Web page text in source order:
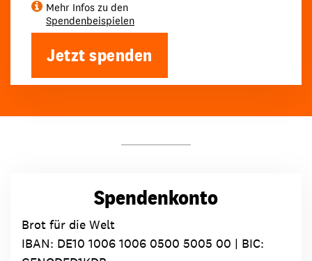
Mehr Infos zu den
Spendenbeispielen
Jetzt spenden
Spendenkonto
Brot für die Welt
IBAN: DE10 1006 1006 0500 5005 00 | BIC: